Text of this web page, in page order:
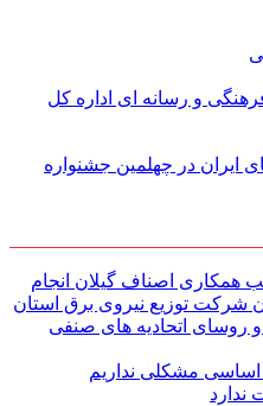
و رسانه ای اداره کل
ایران در چهلمین جشنواره
اصناف گیلان انجام
شركت توزیع نیروی برق استان
روسای اتحادیه های صنفی
اساسی مشکلی نداریم